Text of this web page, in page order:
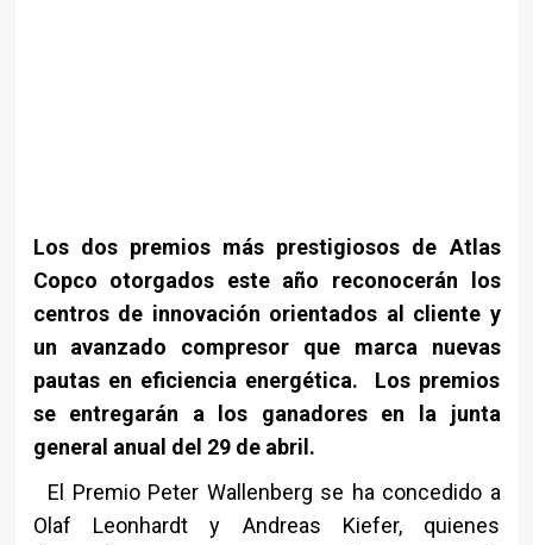
Los dos premios más prestigiosos de Atlas
Copco otorgados este año reconocerán los
centros de innovación orientados al cliente y
un avanzado compresor que marca nuevas
pautas en eficiencia energética. Los premios
se entregarán a los ganadores en la junta
general anual del 29 de abril.
El Premio Peter Wallenberg se ha concedido a
Olaf Leonhardt y Andreas Kiefer, quienes